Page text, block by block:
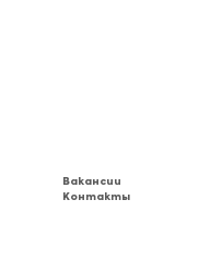
Вакансии
Контакты